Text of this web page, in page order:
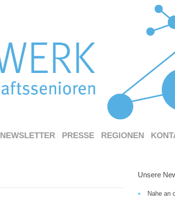
NEWSLETTER PRESSE REGIONEN
Unsere
Nahe an